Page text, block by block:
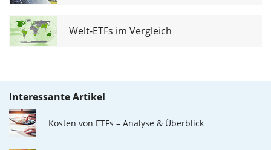
Welt-ETFs im Vergleich
Interessante Artikel
Kosten von ETFs – Analyse & Überblick